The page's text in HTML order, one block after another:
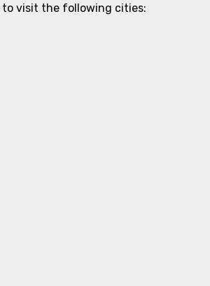
to visit the following cities: